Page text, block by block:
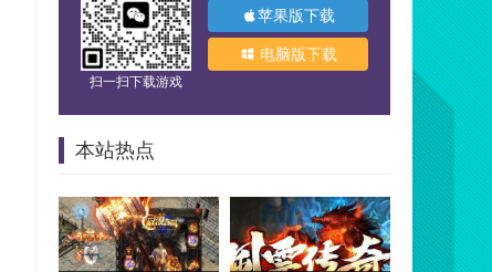
扫一扫下载游戏
苹果版下载
电脑版下载
本站热点